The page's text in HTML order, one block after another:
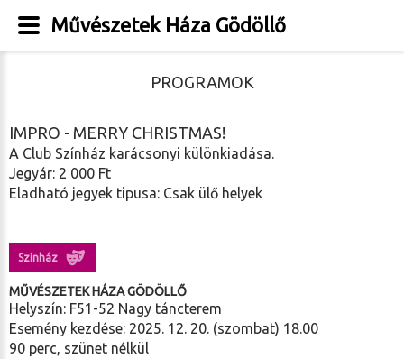
PROGRAMOK
IMPRO - MERRY CHRISTMAS!
A Club Színház karácsonyi különkiadása.
Jegyár: 2 000 Ft
Eladható jegyek tipusa: Csak ülő helyek
Színház
MŰVÉSZETEK HÁZA GÖDÖLLŐ
Helyszín: F51-52 Nagy táncterem
Esemény kezdése: 2025. 12. 20. (szombat) 18.00
90 perc, szünet nélkül
Művészetek Háza Gödöllő